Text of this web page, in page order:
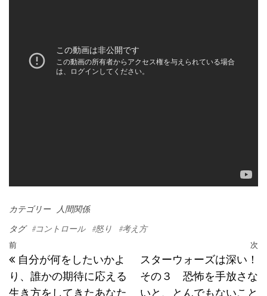
カテゴリー
人間関係
タグ #コントロール #怒り #考え方
投稿ナビゲーション
過去の投稿
前
自分が何をしたいかよ
り、誰かの期待に応える
生き方をしてきたあなた
次
スターウォーズは深い！
その３ 恐怖を手放さな
いと、とんでもないこと